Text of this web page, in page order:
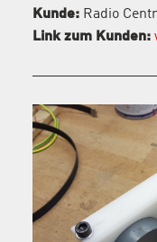
Kunde:Radio
Link zum Kunden: